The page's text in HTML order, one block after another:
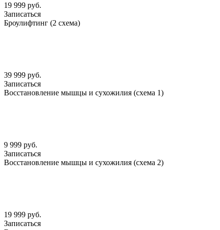
19 999 руб.
Записаться
Броулифтинг (2 схема)
39 999 руб.
Записаться
Восстановление мышцы и сухожилия (схема 1)
9 999 руб.
Записаться
Восстановление мышцы и сухожилия (схема 2)
19 999 руб.
Записаться